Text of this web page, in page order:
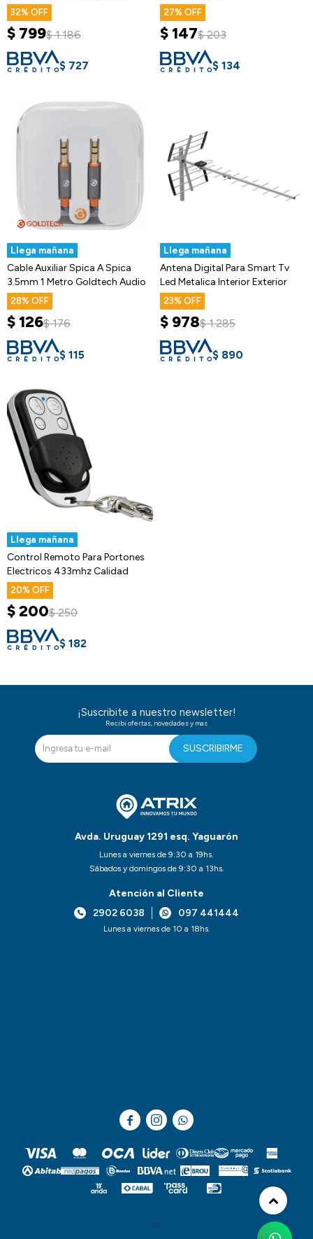
32
$ 799$ 1.186
$ 727
27
$ 147$ 203
$ 134
Llega mañana
Cable Auxiliar Spica A Spica
3.5mm 1 Metro Goldtech Audio
28
$ 126$ 176
$ 115
Llega mañana
Antena Digital Para Smart Tv
Led Metalica Interior Exterior
23
$ 978$ 1.285
$ 890
Llega mañana
Control Remoto Para Portones
Electricos 433mhz Calidad
20
$200$ 250
$ 182
Avda. Uruguay 1291 esq. Yaguarón
Lunes a viernes de 9:30 a 19hs.
Sábados y domingos de 9:30 a 13hs.
Atención al Cliente
2902 6038
097 441444
Lunes a viernes de 10 a 18hs.
¡Suscribite a nuestro newsletter!
Recibi ofertas, novedades y mas
SUSCRIBIRME
  